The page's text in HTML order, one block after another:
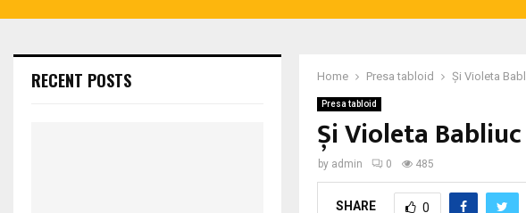
Home Presa tabloid Și Violeta
Presa tabloid
Și Violeta
by admin 0 485
SHARE 0
RECENT POSTS